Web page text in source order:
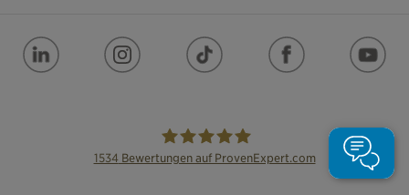
1534 Bewertungen auf ProvenExpert.com